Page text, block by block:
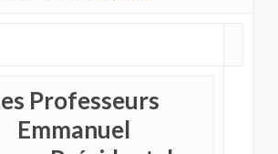
Professeurs
Emmanuel